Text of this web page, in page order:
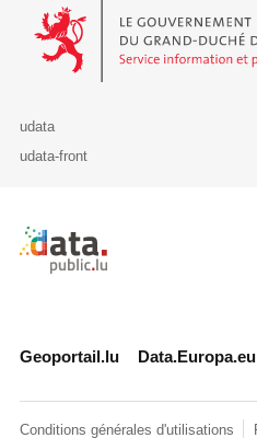
Le Gouvernement du Grand-
udata
udata-front
Retour à l'accueil de
Geoportail.lu Data.Europa.eu
Conditions générales d'utilisations